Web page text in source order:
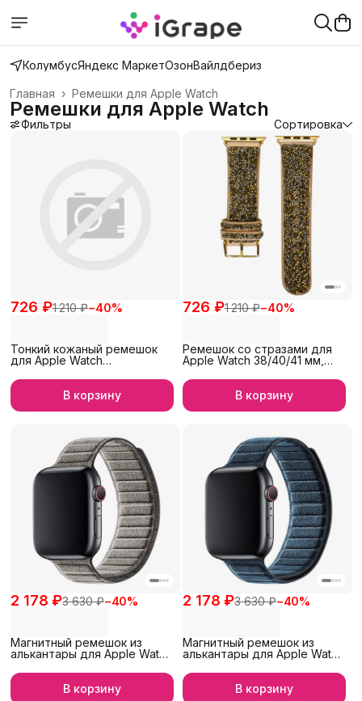
КолумбусЯндекс МаркетОзонВайлдбериз
Ремешки для Apple Watch
Главная ›
Ремешки для Apple Watch
Фильтры Сортировка
726 ₽1 210 ₽−40%
Тонкий кожаный ремешок
для Apple Watch
(Нежная мята)
В корзину
726 ₽1 210 ₽−40%
Ремешок со стразами для
Apple Watch 38/40/41 мм,
В корзину
2 178 ₽3 630 ₽−40%
Магнитный ремешок из
алькантары для Apple Watch
(Титановый)
В корзину
2 178 ₽3 630 ₽−40%
Магнитный ремешок из
алькантары для Apple Watch
(Синий)
В корзину